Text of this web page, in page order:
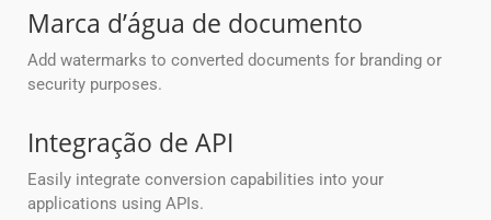
Marca d’água de documento
Add watermarks to converted documents for branding or
security purposes.
Integração de API
Easily integrate conversion capabilities into your
applications using APIs.